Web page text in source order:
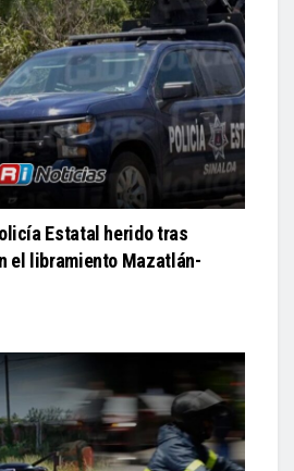
Estatal herido tras
el libramiento Mazatlán-